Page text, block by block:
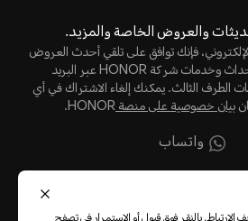
والعروض الخاصة والمزيد.
فإنك توافق على تلقي أحدث العروض
والمعلومات حول منتجات وأحداث وخدمات شركة HONOR عبر البريد
الطرف الثالث. يمكنك إلغاء الاشتراك في أي
بيان خصوصية على منصةHONOR.
واتساب